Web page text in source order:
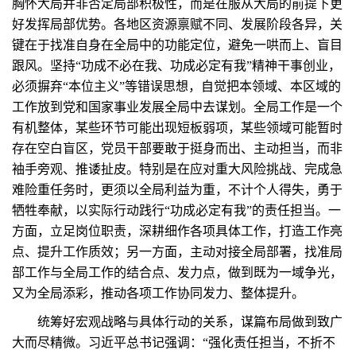
胸怀大局并非否定局部积极性，而是在服从大局的前提下更
好发挥局部优势。各地区资源禀赋不同、发展阶段各异，关
键在于找准自身在全局中的功能定位，避免一哄而上、盲目
跟风。坚持“功成不必在我、功成必定有我”精神干事创业，
必须摒弃“本位主义”等错误思想，自觉把本领域、本区域的
工作放到党和国家事业发展全局中去谋划。全局工作是一个
有机整体，某些环节可能出现短板弱项，某些领域可能暂时
存在空白盲区，党员干部要敢于挺身而出、主动担当，而非
袖手旁观、推诿扯皮。特别是在应对重大风险挑战、完成急
难险重任务时，更须以全局利益为重，不计个人得失，勇于
牺牲奉献，以实际行动践行“功成必定有我”的责任担当。一
方面，立足岗位职责，深耕细作各项具体工作，打造工作亮
点、提升工作质效；另一方面，主动对接全局部署，找准局
部工作与全局工作的结合点、发力点，做到既为一域争光，
又为全局添彩，推动各项工作协同发力、整体提升。
统筹好宏观战略与具体行动的关系，谋篇布局做到致广
大而尽精微。习近平总书记强调：“强化责任担当，不折不